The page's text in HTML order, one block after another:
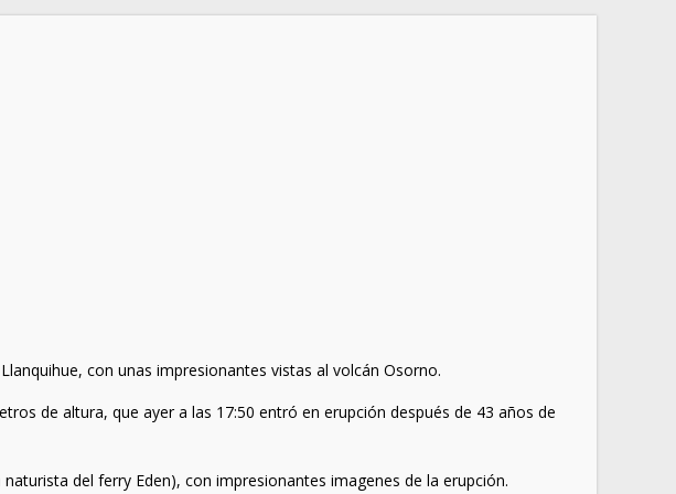
con unas impresionantes vistas al volcán Osorno.
de altura, que ayer a las 17:50 entró en erupción después de 43 años de
naturista del ferry Eden), con impresionantes imagenes de la erupción.